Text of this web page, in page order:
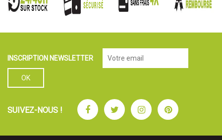
INSCRIPTION NEWSLETTER
SUIVEZ-NOUS ! FacebookTwitterInstagramPinterest